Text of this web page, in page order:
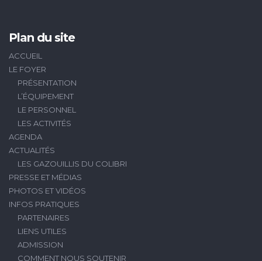
Plan du site
ACCUEIL
LE FOYER
PRÉSENTATION
L’ÉQUIPEMENT
LE PERSONNEL
LES ACTIVITÉS
AGENDA
ACTUALITÉS
LES GAZOUILLIS DU COLIBRI
PRESSE ET MÉDIAS
PHOTOS ET VIDÉOS
INFOS PRATIQUES
PARTENAIRES
LIENS UTILES
ADMISSION
COMMENT NOUS SOUTENIR